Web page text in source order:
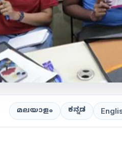
മലയാളം ಕನ್ನಡ